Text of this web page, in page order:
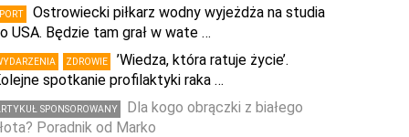
Ostrowiecki piłkarz wodny wyjeżdża na studia
USA. Będzie tam grał w wate …
ZDROWIE
’Wiedza, która ratuje życie’.
spotkanie profilaktyki raka …
SPONSOROWANY
Dla kogo obrączki z białego
Poradnik od Marko